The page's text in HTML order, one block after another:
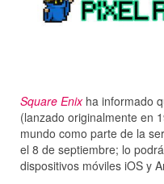
Square Enixha informado
(lanzado originalmente en
mundo como parte de la
el 8 de septiembre; lo
dispositivos móviles iOS y